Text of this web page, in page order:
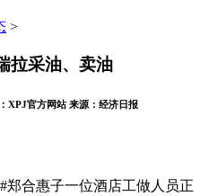
>
拉采油、卖油
XPJ官方网站 来源： 经济日报
合惠子一位酒店工做人员正